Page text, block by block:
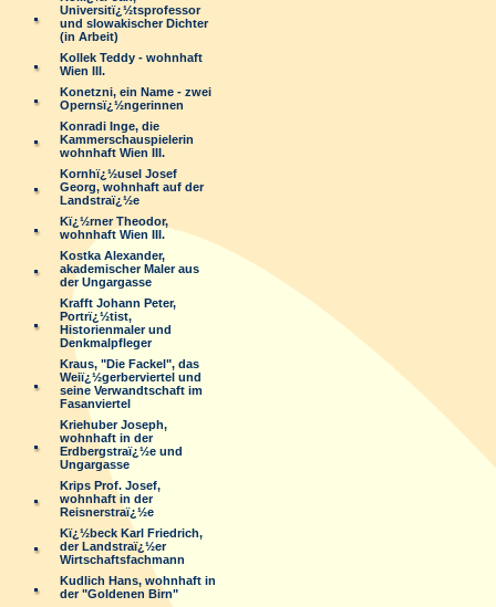
Universitï¿½tsprofessor
und slowakischer Dichter
(in Arbeit)
Kollek Teddy - wohnhaft
Wien III.
Konetzni, ein Name - zwei
Opernsï¿½ngerinnen
Konradi Inge, die
Kammerschauspielerin
wohnhaft Wien III.
Kornhï¿½usel Josef
Georg, wohnhaft auf der
Landstraï¿½e
Kï¿½rner Theodor,
wohnhaft Wien III.
Kostka Alexander,
akademischer Maler aus
der Ungargasse
Krafft Johann Peter,
Portrï¿½tist,
Historienmaler und
Denkmalpfleger
Kraus, "Die Fackel", das
Weiï¿½gerberviertel und
seine Verwandtschaft im
Fasanviertel
Kriehuber Joseph,
wohnhaft in der
Erdbergstraï¿½e und
Ungargasse
Krips Prof. Josef,
wohnhaft in der
Reisnerstraï¿½e
Kï¿½beck Karl Friedrich,
der Landstraï¿½er
Wirtschaftsfachmann
Kudlich Hans, wohnhaft in
der "Goldenen Birn"